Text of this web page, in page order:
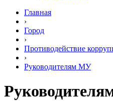
Главная
›
Город
›
Противодействие
›
Руководителям МУ